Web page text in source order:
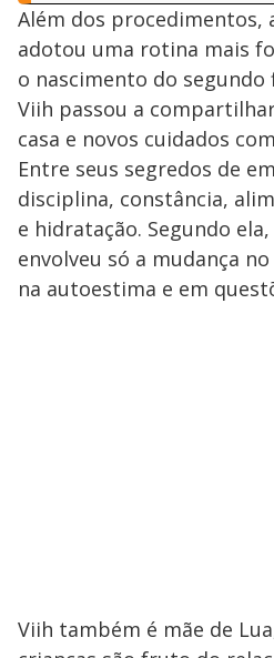
Além dos procedimentos,
adotou uma rotina mais
o nascimento do segundo
Viih passou a
casa e novos cuidados
Entre seus segredos de
disciplina, constância,
e hidratação. Segundo
envolveu só a mudança
na autoestima e em
Viih também é mãe de